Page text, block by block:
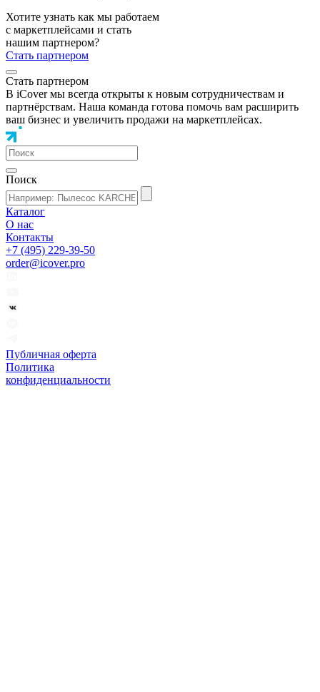
Хотите узнать как мы работаем
с маркетплейсами и стать
нашим партнером?
Стать партнером
Стать партнером
В iCover мы всегда открыты к новым сотрудничествам и
партнёрствам. Наша команда готова помочь вам расширить
ваш бизнес и увеличить продажи на маркетплейсах.
Поиск
Каталог
О нас
Контакты
+7 (495) 229-39-50
order@icover.pro
Публичная оферта
Политика
конфиденциальности